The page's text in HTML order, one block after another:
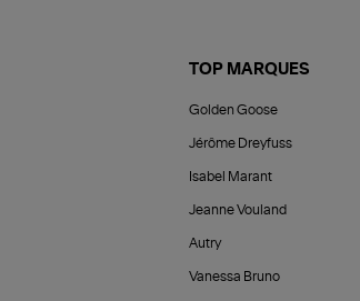
TOP MARQUES
Golden Goose
Jérôme Dreyfuss
Isabel Marant
Jeanne Vouland
Autry
Vanessa Bruno